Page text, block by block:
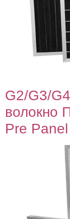
G2/G3/
волокно
Pre